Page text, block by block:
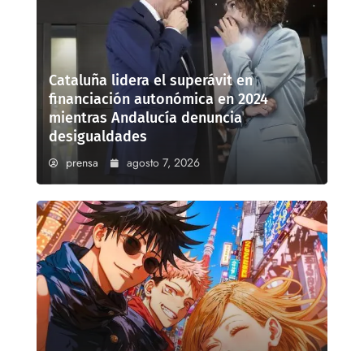
Cataluña lidera el superávit en
financiación autonómica en 2024
mientras Andalucía denuncia
desigualdades
prensa agosto 7, 2026